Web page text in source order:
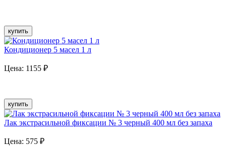
купить
Кондиционер 5 масел 1 л
Цена: 1155 ₽
купить
Лак экстрасильной фиксации № 3 черный 400 мл без запаха
Цена: 575 ₽